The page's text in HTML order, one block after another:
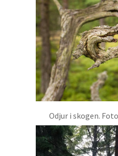
Odjur i skogen.